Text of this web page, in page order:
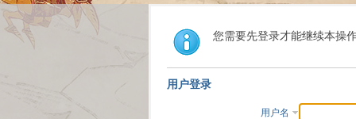
您需要先登录才能继续本操
用户登录
用户名